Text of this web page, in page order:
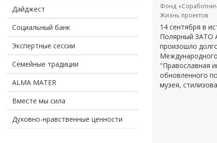
Дайджест
Социальный банк
Экспертные сессии
Семейные традиции
ALMA MATER
Вместе мы сила
Духовно-нравственные ценности
Фонд
Жизнь проектов
14 сентября в
Полярный ЗАТО
произошло
"Православная
обновленного
музея,